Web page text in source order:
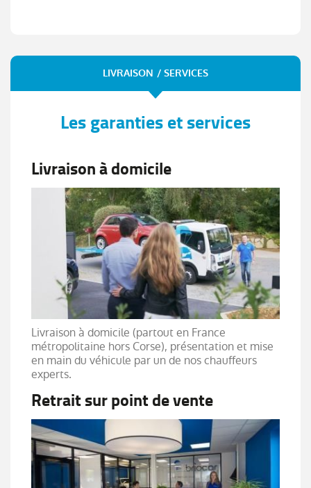
LIVRAISON / SERVICES
Les garanties et services
Livraison à domicile
Livraison à domicile (partout en France
métropolitaine hors Corse), présentation et mise
en main du véhicule par un de nos chauffeurs
experts.
Retrait sur point de vente